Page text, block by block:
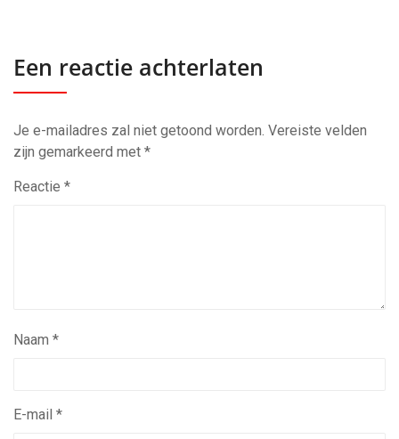
Een reactie achterlaten
Je e-mailadres zal niet getoond worden. Vereiste velden
zijn gemarkeerd met *
Reactie *
Naam *
E-mail *